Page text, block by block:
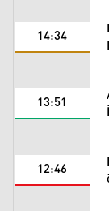
14:34
13:51
12:46